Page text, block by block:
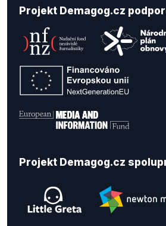
Projekt Demagog.cz
Projekt Demagog.cz